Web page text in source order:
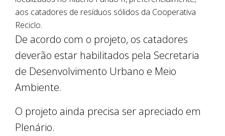
aos catadores de resíduos sólidos da Cooperativa
Reciclo.
De acordo com o projeto, os catadores
deverão estar habilitados pela Secretaria
de Desenvolvimento Urbano e Meio
Ambiente.
O projeto ainda precisa ser apreciado em
Plenário.